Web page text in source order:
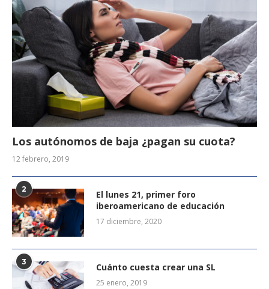
Los autónomos de baja ¿pagan su cuota?
12 febrero, 2019
2
El lunes 21, primer foro
iberoamericano de educación
17 diciembre, 2020
3 Cuánto cuesta crear una SL
25 enero, 2019